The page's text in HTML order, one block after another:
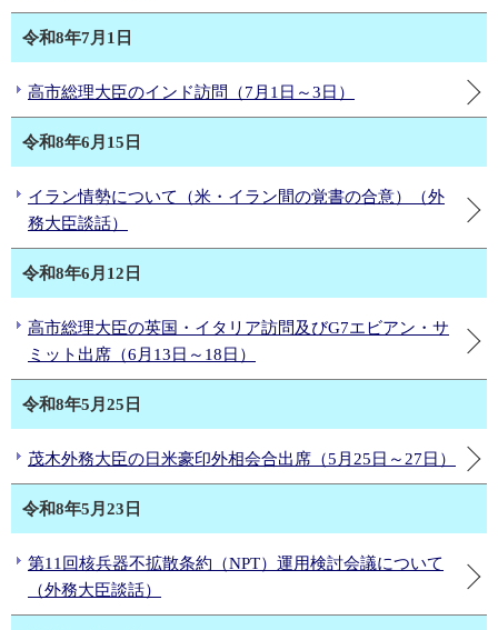
令和8年7月1日
高市総理大臣のインド訪問（7月1日～3日）
令和8年6月15日
イラン情勢について（米・イラン間の覚書の合意）（外
務大臣談話）
令和8年6月12日
高市総理大臣の英国・イタリア訪問及びG7エビアン・サ
ミット出席（6月13日～18日）
令和8年5月25日
茂木外務大臣の日米豪印外相会合出席（5月25日～27日）
令和8年5月23日
第11回核兵器不拡散条約（NPT）運用検討会議について
（外務大臣談話）